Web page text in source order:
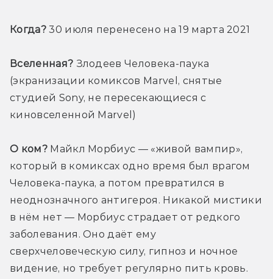
Когда? 30 июля перенесено на 19 марта 2021
Вселенная? Злодеев Человека-паука
(экранизации комиксов Marvel, снятые
студией Sony, не пересекающиеся с
киновселенной Marvel)
О ком? Майкл Морбиус — «живой вампир»,
который в комиксах одно время был врагом
Человека-паука, а потом превратился в
неоднозначного антигероя. Никакой мистики
в нём нет — Морбиус страдает от редкого
заболевания. Оно даёт ему
сверхчеловеческую силу, гипноз и ночное
видение, но требует регулярно пить кровь.